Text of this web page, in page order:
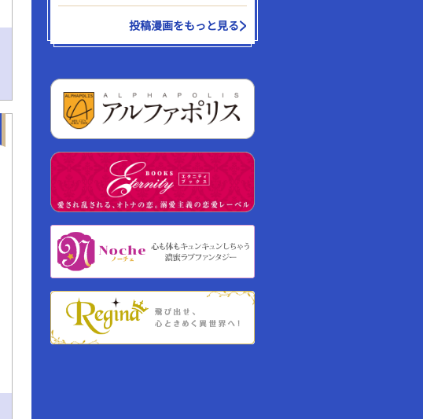
投稿漫画をもっと見る